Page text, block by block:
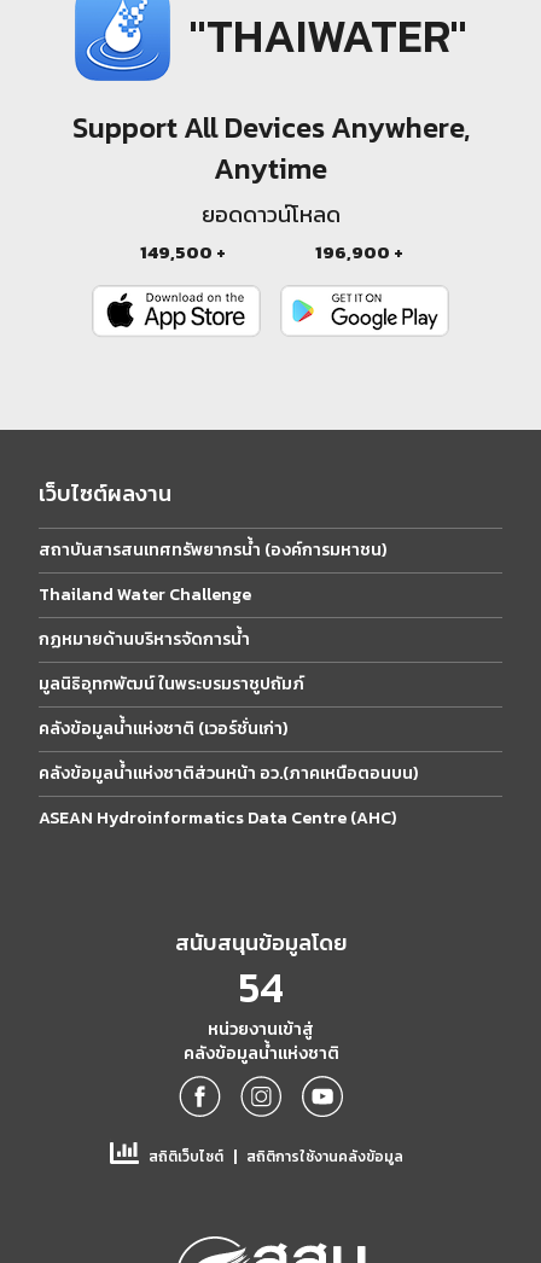
"THAIWATER"
Support All Devices Anywhere,
Anytime
ยอดดาวน์โหลด
149,500 + 196,900 +
เว็บไซต์ผลงาน
สถาบันสารสนเทศทรัพยากรน้ำ (องค์การมหาชน)
Thailand Water Challenge
กฏหมายด้านบริหารจัดการน้ำ
มูลนิธิอุทกพัฒน์ ในพระบรมราชูปถัมภ์
คลังข้อมูลน้ำแห่งชาติ (เวอร์ชั่นเก่า)
คลังข้อมูลน้ำแห่งชาติส่วนหน้า อว.(ภาคเหนือตอนบน)
ASEAN Hydroinformatics Data Centre (AHC)
สนับสนุนข้อมูลโดย
54
หน่วยงานเข้าสู่
คลังข้อมูลน้ำแห่งชาติ
สถิติเว็บไซต์ | สถิติการใช้งานคลังข้อมูล